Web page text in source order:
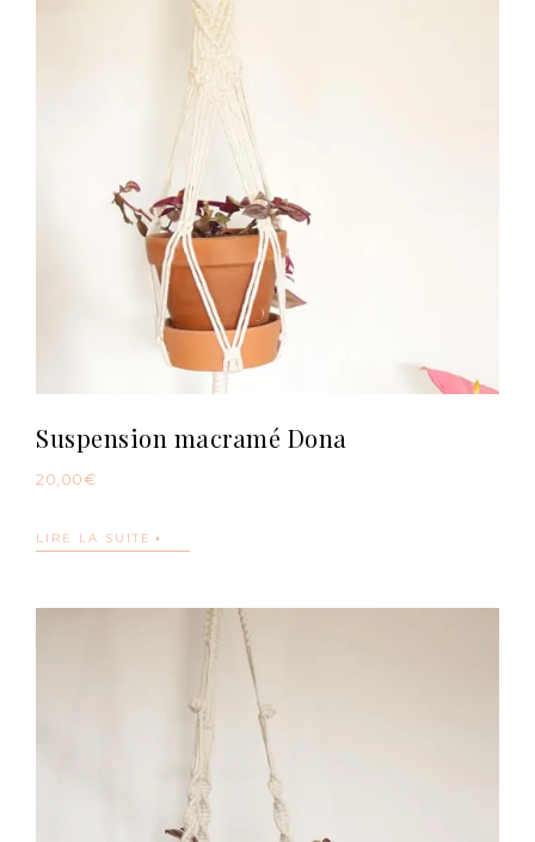
Suspension macramé Dona
20,00 €
LIRE LA SUITE